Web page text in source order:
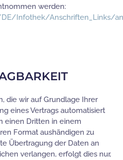
werden:
Infothek/Anschriften_Links/
die wir auf Grundlage Ihrer
eines Vertrags automatisiert
einen Dritten in einem
Format aushändigen zu
Übertragung der Daten an
verlangen, erfolgt dies nur,